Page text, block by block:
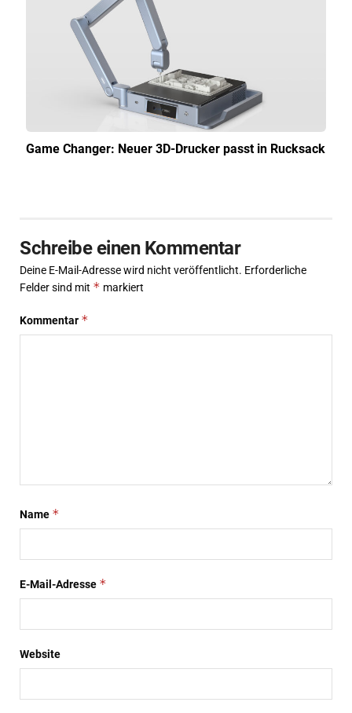
Game Changer: Neuer 3D-Drucker passt in Rucksack
Schreibe einen Kommentar
Deine E-Mail-Adresse wird nicht veröffentlicht. Erforderliche
Felder sind mit * markiert
Kommentar *
Name *
E-Mail-Adresse *
Website